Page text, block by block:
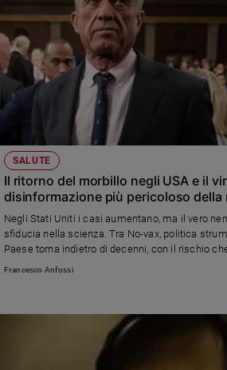
SALUTE
Il ritorno del morbillo negli USA e il
disinformazione più pericoloso della
Negli Stati Uniti i casi aumentano, ma il vero
sfiducia nella scienza. Tra No-vax, politica
Paese torna indietro di decenni, con il rischio
disinformazione travolga anche l’Europa
Francesco Anfossi